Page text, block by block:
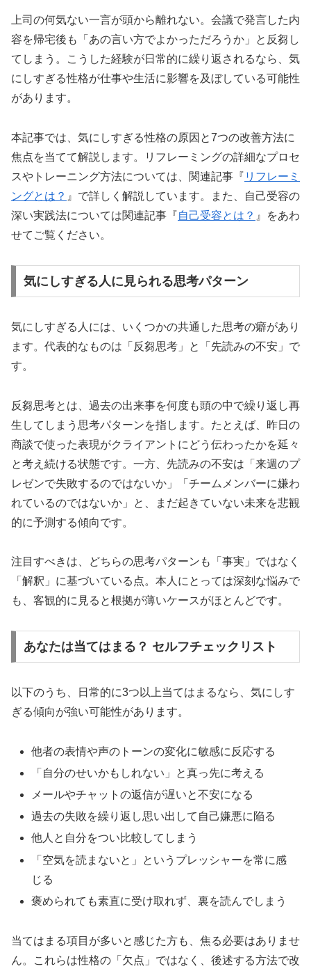
上司の何気ない一言が頭から離れない。会議で発言した内
容を帰宅後も「あの言い方でよかっただろうか」と反芻し
てしまう。こうした経験が日常的に繰り返されるなら、気
にしすぎる性格が仕事や生活に影響を及ぼしている可能性
があります。
本記事では、気にしすぎる性格の原因と7つの改善方法に
焦点を当てて解説します。リフレーミングの詳細なプロセ
スやトレーニング方法については、関連記事『 リフレーミ
ングとは？ 』で詳しく解説しています。また、自己受容の
深い実践法については関連記事『自己受容とは？ 』をあわ
せてご覧ください。
気にしすぎる人に見られる思考パターン
気にしすぎる人には、いくつかの共通した思考の癖があり
ます。代表的なものは「反芻思考」と「先読みの不安」で
す。
反芻思考とは、過去の出来事を何度も頭の中で繰り返し再
生してしまう思考パターンを指します。たとえば、昨日の
商談で使った表現がクライアントにどう伝わったかを延々
と考え続ける状態です。一方、先読みの不安は「来週のプ
レゼンで失敗するのではないか」「チームメンバーに嫌わ
れているのではないか」と、まだ起きていない未来を悲観
的に予測する傾向です。
注目すべきは、どちらの思考パターンも「事実」ではなく
「解釈」に基づいている点。本人にとっては深刻な悩みで
も、客観的に見ると根拠が薄いケースがほとんどです。
あなたは当てはまる？ セルフチェックリスト
以下のうち、日常的に3つ以上当てはまるなら、気にしす
ぎる傾向が強い可能性があります。
他者の表情や声のトーンの変化に敏感に反応する
「自分のせいかもしれない」と真っ先に考える
メールやチャットの返信が遅いと不安になる
過去の失敗を繰り返し思い出して自己嫌悪に陥る
他人と自分をつい比較してしまう
「空気を読まないと」というプレッシャーを常に感
じる
褒められても素直に受け取れず、裏を読んでしまう
当てはまる項目が多いと感じた方も、焦る必要はありませ
ん。これらは性格の「欠点」ではなく、後述する方法で改